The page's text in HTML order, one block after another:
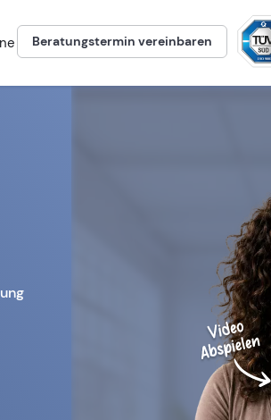
Beratungstermin vereinbaren